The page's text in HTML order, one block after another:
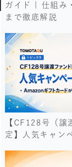
ガイド | 仕組み
まで徹底解説
【CF128号（譲
定】人気キャン